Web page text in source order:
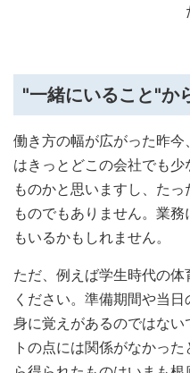
"一緒にいること"か
働き方の幅が広がった昨
はきっとどこの会社でも
ものかと思いますし、た
ものでもありません。業
もいるかもしれません。
ただ、例えば学生時代の
ください。準備期間や当
身に覚えがあるのではな
トの点には関係がなかっ